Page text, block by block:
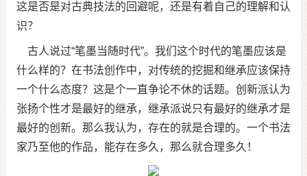
这是否是对古典技法的回避呢，还是有着自己的理解和认
识？
古人说过“笔墨当随时代”。我们这个时代的笔墨应该是
什么样的？在书法创作中，对传统的挖掘和继承应该保持
一个什么态度？这是个一直争论不休的话题。创新派认为
张扬个性才是最好的继承，继承派说只有最好的继承才是
最好的创新。那么我认为，存在的就是合理的。一个书法
家乃至他的作品，能存在多久，那么就合理多久！